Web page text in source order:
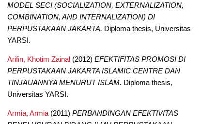
MODEL SECI (SOCIALIZATION, EXTERNALIZATION,
COMBINATION, AND INTERNALIZATION) DI
PERPUSTAKAAN JAKARTA. Diploma thesis, Universitas
YARSI.
Arifin, Khotim Zainal (2012) EFEKTIFITAS PROMOSI DI
PERPUSTAKAAN JAKARTA ISLAMIC CENTRE DAN
TINJAUANNYA MENURUT ISLAM. Diploma thesis,
Universitas YARSI.
Armia, Armia(2011) PERBANDINGAN EFEKTIVITAS